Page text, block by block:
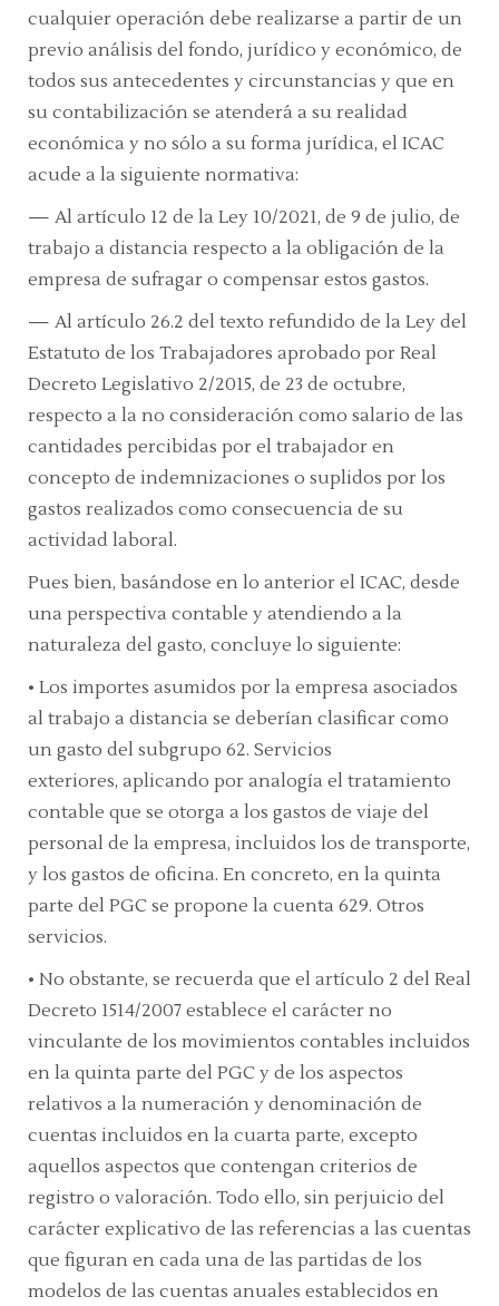
cualquier operación debe realizarse a partir de un
previo análisis del fondo, jurídico y económico, de
todos sus antecedentes y circunstancias y que en
su contabilización se atenderá a su realidad
económica y no sólo a su forma jurídica, el ICAC
acude a la siguiente normativa:
— Al artículo 12 de la Ley 10/2021, de 9 de julio, de
trabajo a distancia respecto a la obligación de la
empresa de sufragar o compensar estos gastos.
— Al artículo 26.2 del texto refundido de la Ley del
Estatuto de los Trabajadores aprobado por Real
Decreto Legislativo 2/2015, de 23 de octubre,
respecto a la no consideración como salario de las
cantidades percibidas por el trabajador en
concepto de indemnizaciones o suplidos por los
gastos realizados como consecuencia de su
actividad laboral.
Pues bien, basándose en lo anterior el ICAC, desde
una perspectiva contable y atendiendo a la
naturaleza del gasto, concluye lo siguiente:
• Los importes asumidos por la empresa asociados
al trabajo a distancia se deberían clasificar como
un gasto del subgrupo 62. Servicios
exteriores, aplicando por analogía el tratamiento
contable que se otorga a los gastos de viaje del
personal de la empresa, incluidos los de transporte,
y los gastos de oficina. En concreto, en la quinta
parte del PGC se propone la cuenta 629. Otros
servicios.
• No obstante, se recuerda que el artículo 2 del Real
Decreto 1514/2007 establece el carácter no
vinculante de los movimientos contables incluidos
en la quinta parte del PGC y de los aspectos
relativos a la numeración y denominación de
cuentas incluidos en la cuarta parte, excepto
aquellos aspectos que contengan criterios de
registro o valoración. Todo ello, sin perjuicio del
carácter explicativo de las referencias a las cuentas
que figuran en cada una de las partidas de los
modelos de las cuentas anuales establecidos en